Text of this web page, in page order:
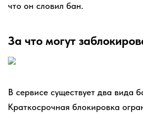
что он словил бан.
За что могут
В сервисе существует два вида
Краткосрочная блокировка